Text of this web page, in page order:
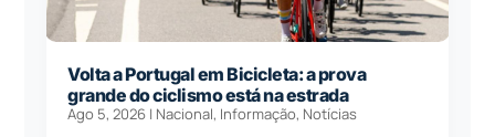
Volta a Portugal em Bicicleta: a prova
grande do ciclismo está na estrada
Ago 5, 2026 | Nacional, Informação, Notícias